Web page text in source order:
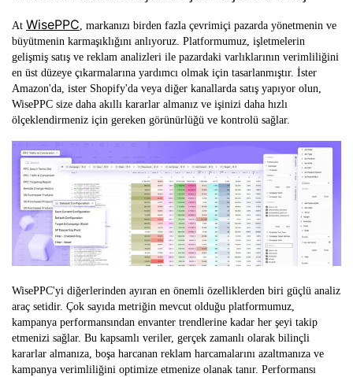
At WisePPC, markanızı birden fazla çevrimiçi pazarda yönetmenin ve
büyütmenin karmaşıklığını anlıyoruz. Platformumuz, işletmelerin
gelişmiş satış ve reklam analizleri ile pazardaki varlıklarının verimliliğini
en üst düzeye çıkarmalarına yardımcı olmak için tasarlanmıştır. İster
Amazon'da, ister Shopify'da veya diğer kanallarda satış yapıyor olun,
WisePPC size daha akıllı kararlar almanız ve işinizi daha hızlı
ölçeklendirmeniz için gereken görünürlüğü ve kontrolü sağlar.
WisePPC'yi diğerlerinden ayıran en önemli özelliklerden biri güçlü analiz
araç setidir. Çok sayıda metriğin mevcut olduğu platformumuz,
kampanya performansından envanter trendlerine kadar her şeyi takip
etmenizi sağlar. Bu kapsamlı veriler, gerçek zamanlı olarak bilinçli
kararlar almanıza, boşa harcanan reklam harcamalarını azaltmanıza ve
kampanya verimliliğini optimize etmenize olanak tanır. Performansı